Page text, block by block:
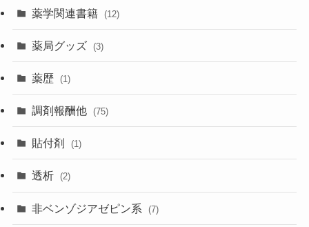
薬学関連書籍 (12)
薬局グッズ (3)
薬歴 (1)
調剤報酬他 (75)
貼付剤 (1)
透析 (2)
非ベンゾジアゼピン系 (7)